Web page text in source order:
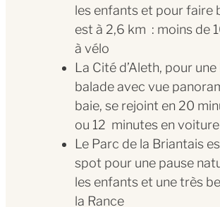
les enfants et pour faire
est à 2,6 km : moins de
à vélo
La Cité d’Aleth, pour
balade avec vue
baie, se rejoint en 20
ou 12 minutes en voiture
Le Parc de la Briantais
spot pour une pause
les enfants et une très
la Rance